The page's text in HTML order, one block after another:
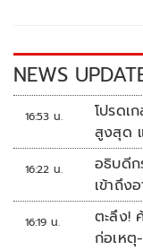
k k
NEWS
16:53 น.
โปรดเ
สูงสุด
16:22 น.
อธิบดี
เข้าถึง
ชนวน
16:19 น.
ตะลึง!
ก่อเห